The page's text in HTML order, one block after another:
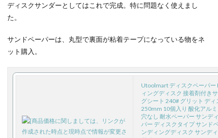
ディスクサンダーとしてはこれで完成。特に問題なく使えまし
た。
サンドペーパーは、丸型で裏面が粘着テープになっている物をネ
ット購入。
Utoolmart ディスクペーパー
ィングディスク 接着剤付き
グシート 240# グリット ディ
250mm 10個入り 酸化アル
穴なし 耐水ペーパー サンデ
パー ディスクタイプ サンド
ンディングディスク サンデ